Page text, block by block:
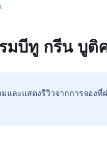
มบีทู กรีน บูติ
มและแสดงรีวิวจากการจอง